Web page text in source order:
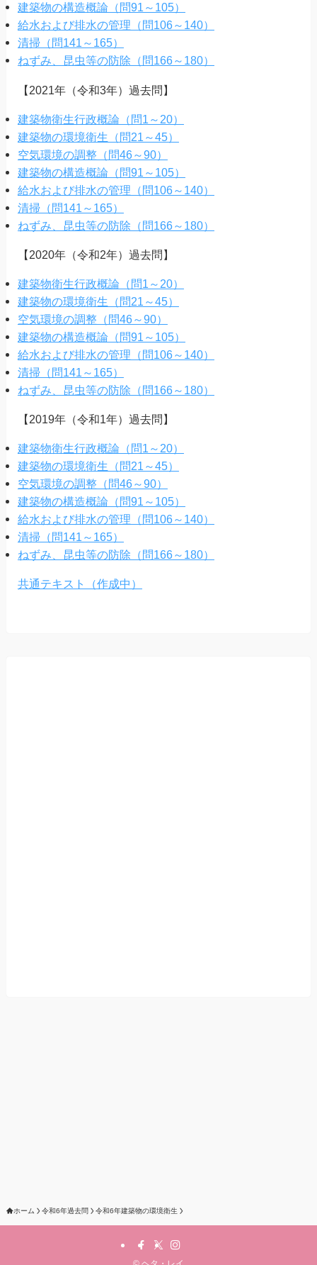
建築物の構造概論（問91～105）
給水および排水の管理（問106～140）
清掃（問141～165）
ねずみ、昆虫等の防除（問166～180）
【2021年（令和3年）過去問】
建築物衛生行政概論（問1～20）
建築物の環境衛生（問21～45）
空気環境の調整（問46～90）
建築物の構造概論（問91～105）
給水および排水の管理（問106～140）
清掃（問141～165）
ねずみ、昆虫等の防除（問166～180）
【2020年（令和2年）過去問】
建築物衛生行政概論（問1～20）
建築物の環境衛生（問21～45）
空気環境の調整（問46～90）
建築物の構造概論（問91～105）
給水および排水の管理（問106～140）
清掃（問141～165）
ねずみ、昆虫等の防除（問166～180）
【2019年（令和1年）過去問】
建築物衛生行政概論（問1～20）
建築物の環境衛生（問21～45）
空気環境の調整（問46～90）
建築物の構造概論（問91～105）
給水および排水の管理（問106～140）
清掃（問141～165）
ねずみ、昆虫等の防除（問166～180）
共通テキスト（作成中）
ホーム 令和6年過去問 令和6年建築物の環境衛生